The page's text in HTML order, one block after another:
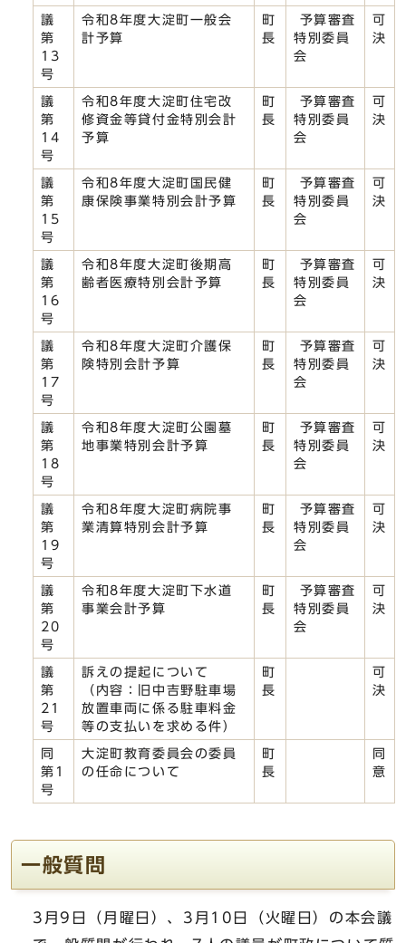
議
第
13
号
令和8年度大淀町一般会
計予算
町
長
予算審査
特別委員
会
可
決
議
第
14
号
令和8年度大淀町住宅改
修資金等貸付金特別会計
予算
町
長
予算審査
特別委員
会
可
決
議
第
15
号
令和8年度大淀町国民健
康保険事業特別会計予算
町
長
予算審査
特別委員
会
可
決
議
第
16
号
令和8年度大淀町後期高
齢者医療特別会計予算
町
長
予算審査
特別委員
会
可
決
議
第
17
号
令和8年度大淀町介護保
険特別会計予算
町
長
予算審査
特別委員
会
可
決
議
第
18
号
令和8年度大淀町公園墓
地事業特別会計予算
町
長
予算審査
特別委員
会
可
決
議
第
19
号
令和8年度大淀町病院事
業清算特別会計予算
町
長
予算審査
特別委員
会
可
決
議
第
20
号
令和8年度大淀町下水道
事業会計予算
町
長
予算審査
特別委員
会
可
決
議
第
21
号
訴えの提起について
（内容：旧中吉野駐車場
放置車両に係る駐車料金
等の支払いを求める件）
町
長
可
決
同
第1
号
大淀町教育委員会の委員
の任命について
町
長
同
意
一般質問
3月9日（月曜日）、3月10日（火曜日）の本会議